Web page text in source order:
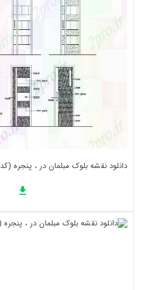
دانلود نقشه بلوک مبلمان در ، پنجره (کد35057)